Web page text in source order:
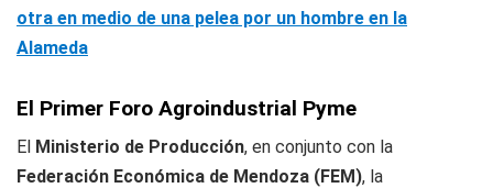
otra en medio de una pelea por un hombre en la
Alameda
El Primer Foro Agroindustrial Pyme
El Ministerio de Producción, en conjunto con la
Federación Económica de Mendoza (FEM), la